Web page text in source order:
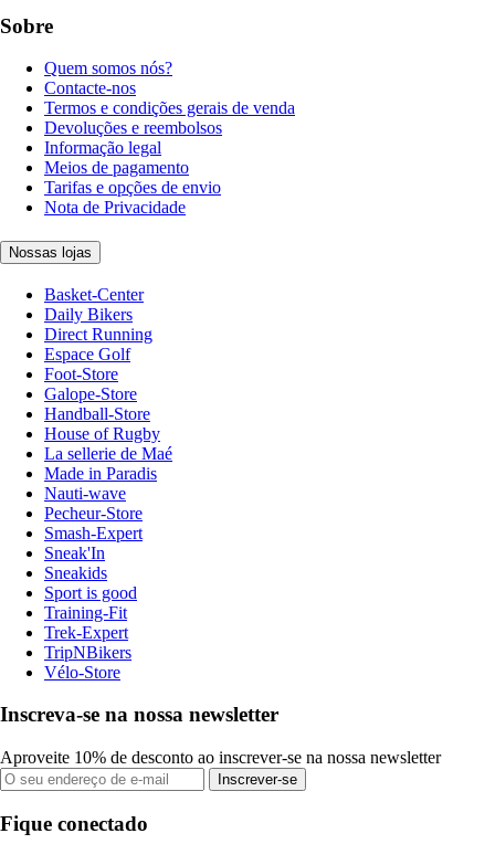
Sobre
Quem somos nós?
Contacte-nos
Termos e condições gerais de venda
Devoluções e reembolsos
Informação legal
Meios de pagamento
Tarifas e opções de envio
Nota de Privacidade
Nossas lojas
Basket-Center
Daily Bikers
Direct Running
Espace Golf
Foot-Store
Galope-Store
Handball-Store
House of Rugby
La sellerie de Maé
Made in Paradis
Nauti-wave
Pecheur-Store
Smash-Expert
Sneak'In
Sneakids
Sport is good
Training-Fit
Trek-Expert
TripNBikers
Vélo-Store
Inscreva-se na nossa newsletter
Aproveite 10% de desconto ao inscrever-se na nossa newsletter
Inscrever-se
Fique conectado